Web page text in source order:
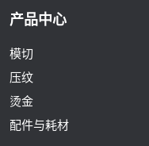
产品中心
模切
压纹
烫金
配件与耗材